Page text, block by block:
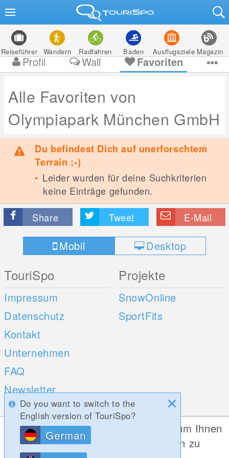
Reiseführer Wandern Radfahren Baden Ausflugsziele Magazin
Profil Wall Favoriten
Alle Favoriten von
Olympiapark München GmbH
Du befindest Dich auf unerforschtem
Terrain ;-)
Leider wurden für deine Suchkriterien
keine Einträge gefunden.
Share
Tweet E-Mail
Mobil Desktop
TouriSpo
Impressum
Datenschutz
Kontakt
Unternehmen
FAQ
Newsletter
Umfragen
Projekte
SnowOnline
SportFits
Mobile Apps Social Web
Do you want to switch to the
English version of TouriSpo?
German
Diese Website verwendet Cookies, um Ihnen
die bestmögliche Funktionalität bieten zu